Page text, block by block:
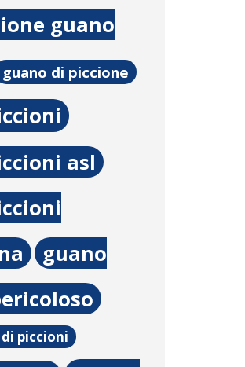
guano
guano di piccione
asl
guano
piccioni